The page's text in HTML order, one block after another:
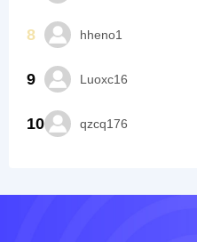
8 hheno1
9 Luoxc16
10 qzcq176